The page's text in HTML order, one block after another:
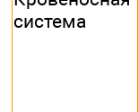
система